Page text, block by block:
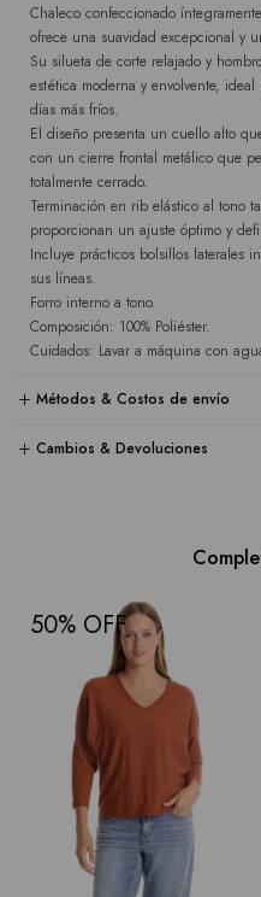
Chaleco confeccionado
ofrece una suavidad excepcional y
Su silueta de corte relajado y
estética moderna y envolvente,
días más fríos.
El diseño presenta un cuello alto
con un cierre frontal metálico que
totalmente cerrado.
Terminación en rib elástico al tono
proporcionan un ajuste óptimo y
Incluye prácticos bolsillos laterales
sus líneas.
Forro interno a tono.
Composición: 100% Poliéster.
Cuidados: Lavar a máquina con
Métodos & Costos de envío
Cambios & Devoluciones
50